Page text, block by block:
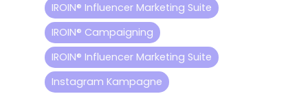
IROIN® Influencer Marketing Suite
IROIN® Campaigning
IROIN® Influencer Marketing Suite
Instagram Kampagne